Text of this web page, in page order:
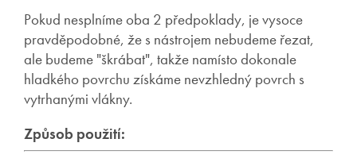
Pokud nesplníme oba 2 předpoklady, je vysoce
pravděpodobné, že s nástrojem nebudeme řezat,
ale budeme "škrábat", takže namísto dokonale
hladkého povrchu získáme nevzhledný povrch s
vytrhanými vlákny.
Způsob použití: